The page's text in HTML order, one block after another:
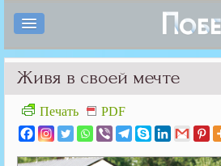
Живя в своей мечте
Печать PDF